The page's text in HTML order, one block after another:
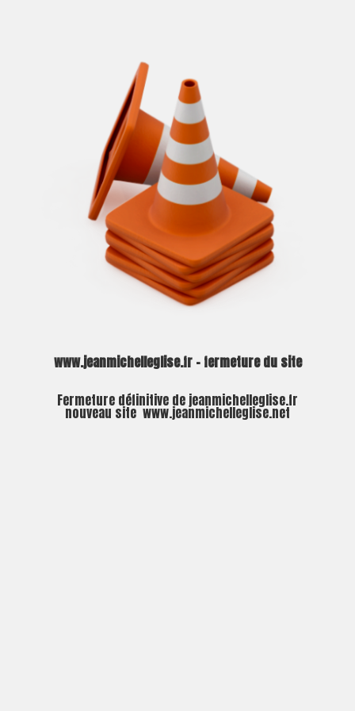
www.jeanmichelleglise.fr – fermeture du site
Fermeture définitive de jeanmichelleglise.fr
nouveau site www.jeanmichelleglise.net